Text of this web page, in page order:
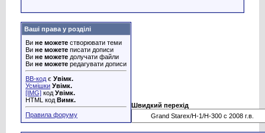
Ваші права у розділі
Ви не можете створювати теми
Ви не можете писати дописи
Ви не можете долучати файли
Ви не можете редагувати дописи
BB-код є Увімк.
Усмішки Увімк.
[IMG] код Увімк.
HTML код Вимк.
Правила форуму
Швидкий перехід